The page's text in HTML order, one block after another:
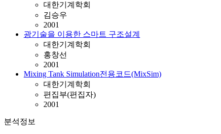
대한기계학회
김승우
2001
광기술을 이용한 스마트 구조설계
대한기계학회
홍창선
2001
Mixing Tank Simulation전용코드(MixSim)
대한기계학회
편집부(편집자)
2001
분석정보